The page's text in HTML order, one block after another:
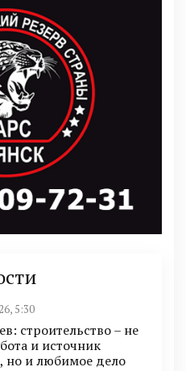
5:30
строительство – не
и источник
но и любимое дело